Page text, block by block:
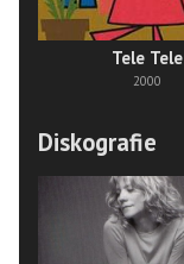
Tele Tele
2000
Diskografie